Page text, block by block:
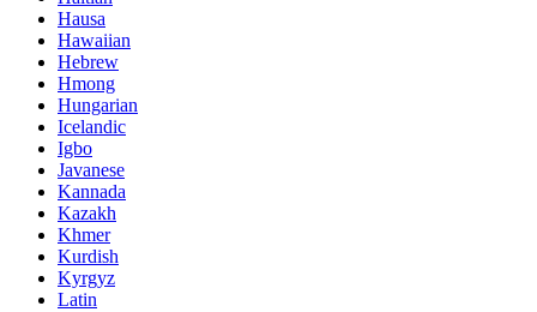
Hausa
Hawaiian
Hebrew
Hmong
Hungarian
Icelandic
Igbo
Javanese
Kannada
Kazakh
Khmer
Kurdish
Kyrgyz
Latin